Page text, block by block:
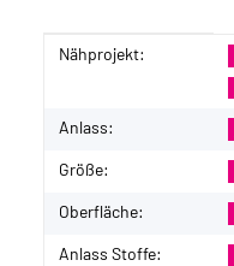
Produkteigenschaft
Wert
Nähprojekt:
Anlass:
Größe:
Oberfläche:
Anlass Stoffe: